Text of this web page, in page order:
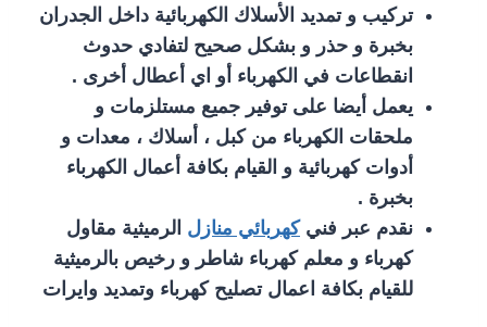
تركيب و تمديد الأسلاك الكهربائية داخل الجدران
بخبرة و حذر و بشكل صحيح لتفادي حدوث
انقطاعات في الكهرباء أو اي أعطال أخرى .
يعمل أيضا على توفير جميع مستلزمات و
ملحقات الكهرباء من كبل ، أسلاك ، معدات و
أدوات كهربائية و القيام بكافة أعمال الكهرباء
بخبرة .
نقدم عبر فنيكهربائي منازل الرميثية مقاول
كهرباء و معلم كهرباء شاطر و رخيص بالرميثية
للقيام بكافة اعمال تصليح كهرباء وتمديد وايرات